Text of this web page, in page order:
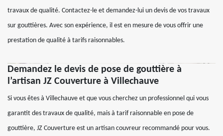
travaux de qualité. Contactez-le et demandez-lui un devis de vos travaux
sur gouttières. Avec son expérience, il est en mesure de vous offrir une
prestation de qualité à tarifs raisonnables.
Demandez le devis de pose de gouttière à
l’artisan JZ Couverture à Villechauve
Si vous êtes à Villechauve et que vous cherchez un professionnel qui vous
garantit des travaux de qualité, mais à tarif raisonnable en pose de
gouttière, JZ Couverture est un artisan couvreur recommandé pour vous.